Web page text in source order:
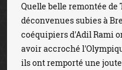
Quelle belle remontée de
déconvenues subies à
coéquipiers d'Adil Rami
avoir accroché
ils ont remporté une